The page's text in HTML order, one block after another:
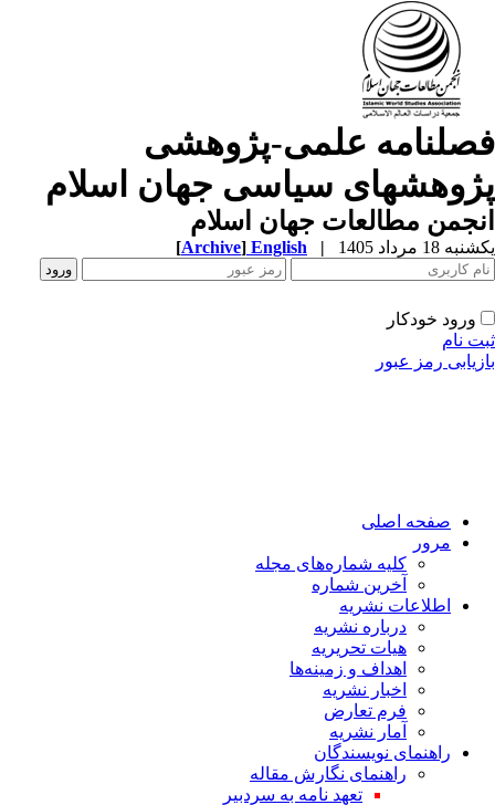
علمی-پژوهشی
سیاسی جهان اسلام
مطالعات جهان اسلام
18 مرداد 1405 |
English
[Archive]
ورود خودکار
نام
رمز عبور
صفحه اصلی
مرور
کلیه شماره‌های مجله
آخرین شماره
اطلاعات نشریه
درباره نشریه
هیات تحریریه
اهداف و زمینه‌ها
اخبار نشریه
فرم تعارض
آمار نشریه
راهنمای نویسندگان
راهنمای نگارش مقاله
تعهد نامه به سردبیر